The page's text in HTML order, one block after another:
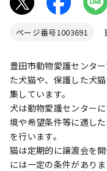
ページ番号1003691
豊田市動物愛護センタ
た犬猫や、保護した犬
集しています。
犬は動物愛護センター
境や希望条件等に適し
を行います。
猫は定期的に譲渡会を
には一定の条件があり